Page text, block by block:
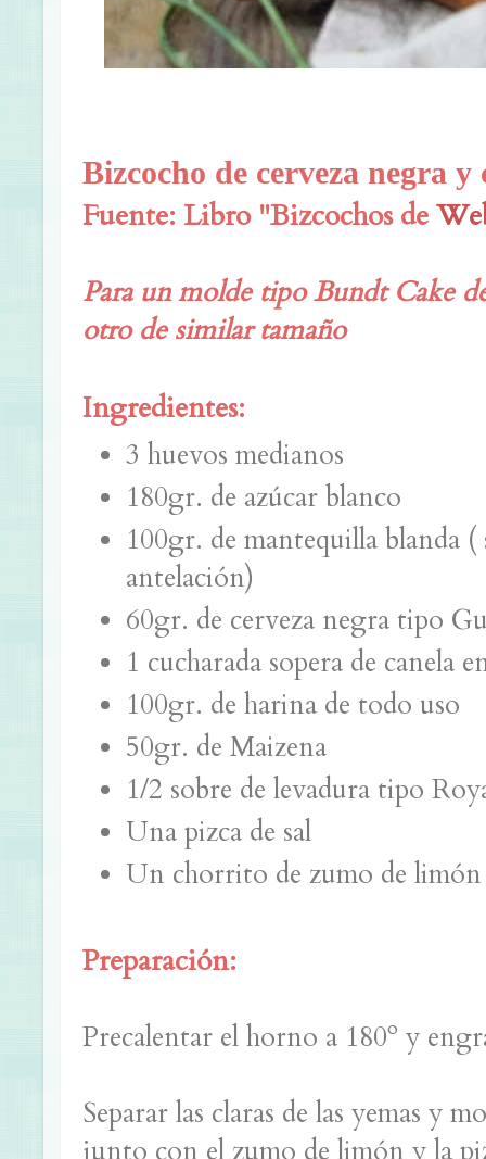
Bizcocho de cerveza negra y
Fuente: Libro "Bizcochos de
Para un molde tipo Bundt Cake
otro de similar tamaño
Ingredientes:
3 huevos medianos
180gr. de azúcar blanco
100gr. de mantequilla blanda (
antelación)
60gr. de cerveza negra tipo
1 cucharada sopera de canela
100gr. de harina de todo uso
50gr. de Maizena
1/2 sobre de levadura tipo
Una pizca de sal
Un chorrito de zumo de limón
Preparación:
Precalentar el horno a 180º y
Separar las claras de las yemas y
junto con el zumo de limón y la